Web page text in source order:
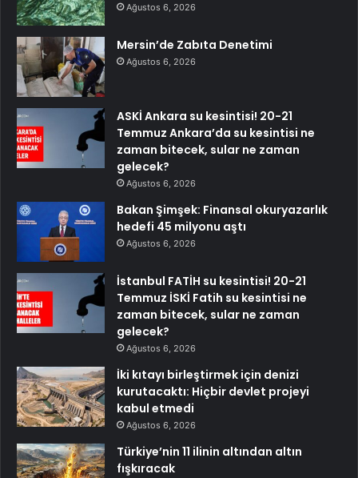
Ağustos 6, 2026
Mersin’de Zabıta Denetimi
Ağustos 6, 2026
ASKİ Ankara su kesintisi! 20-21
Temmuz Ankara’da su kesintisi ne
zaman bitecek, sular ne zaman
gelecek?
Ağustos 6, 2026
Bakan Şimşek: Finansal okuryazarlık
hedefi 45 milyonu aştı
Ağustos 6, 2026
İstanbul FATİH su kesintisi! 20-21
Temmuz İSKİ Fatih su kesintisi ne
zaman bitecek, sular ne zaman
gelecek?
Ağustos 6, 2026
İki kıtayı birleştirmek için denizi
kurutacaktı: Hiçbir devlet projeyi
kabul etmedi
Ağustos 6, 2026
Türkiye’nin 11 ilinin altından altın
fışkıracak